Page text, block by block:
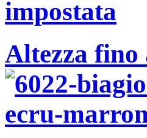
Altezza fino